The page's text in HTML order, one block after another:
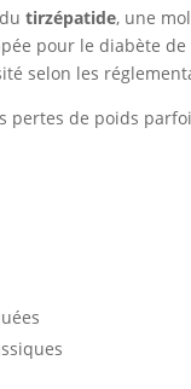
dutirzépatide, une
pour le diabète
selon les
pertes de poids